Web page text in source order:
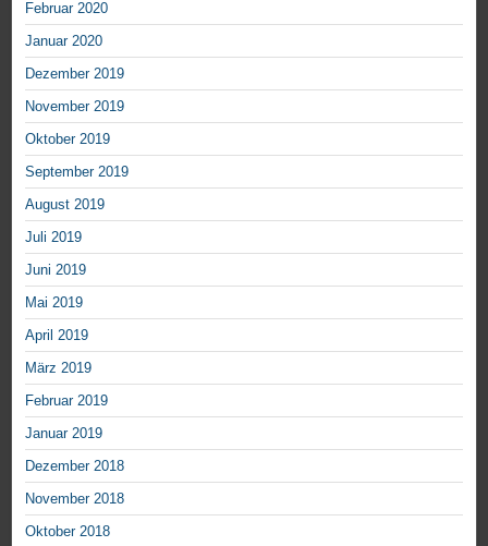
Februar 2020
Januar 2020
Dezember 2019
November 2019
Oktober 2019
September 2019
August 2019
Juli 2019
Juni 2019
Mai 2019
April 2019
März 2019
Februar 2019
Januar 2019
Dezember 2018
November 2018
Oktober 2018